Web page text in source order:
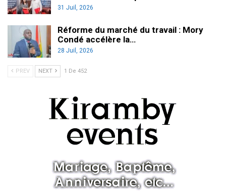
31 Juil, 2026
Réforme du marché du travail : Mory
Condé accélère la…
28 Juil, 2026
PREV NEXT 1 De 452